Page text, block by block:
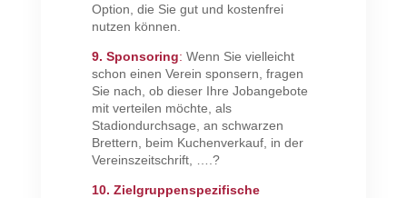
Option, die Sie gut und kostenfrei
nutzen können.
9. Sponsoring: Wenn Sie vielleicht
schon einen Verein sponsern, fragen
Sie nach, ob dieser Ihre Jobangebote
mit verteilen möchte, als
Stadiondurchsage, an schwarzen
Brettern, beim Kuchenverkauf, in der
Vereinszeitschrift, ….?
10. Zielgruppenspezifische